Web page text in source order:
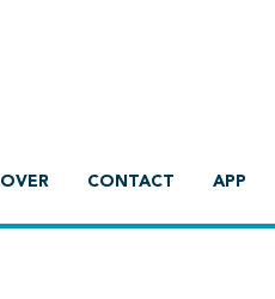
OVER CONTACT APP